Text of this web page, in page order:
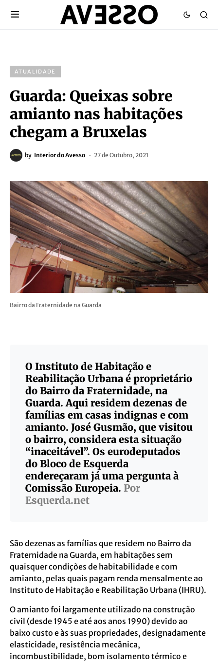
ATUALIDADE
Guarda: Queixas sobre
amianto nas habitações
chegam a Bruxelas
by Interior do Avesso 27 de Outubro, 2021
Bairro da Fraternidade na Guarda
O Instituto de Habitação e
Reabilitação Urbana é proprietário
do Bairro da Fraternidade, na
Guarda. Aqui residem dezenas de
famílias em casas indignas e com
amianto. José Gusmão, que visitou
o bairro, considera esta situação
“inaceitável”. Os eurodeputados
do Bloco de Esquerda
endereçaram já uma pergunta à
Comissão Europeia. Por
Esquerda.net
São dezenas as famílias que residem no Bairro da
Fraternidade na Guarda, em habitações sem
quaisquer condições de habitabilidade e com
amianto, pelas quais pagam renda mensalmente ao
Instituto de Habitação e Reabilitação Urbana (IHRU).
O amianto foi largamente utilizado na construção
civil (desde 1945 e até aos anos 1990) devido ao
baixo custo e às suas propriedades, designadamente
elasticidade, resistência mecânica,
incombustibilidade, bom isolamento térmico e